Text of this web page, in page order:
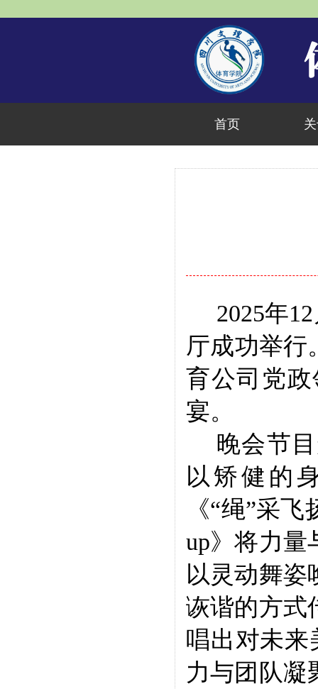
首页
2025年12
厅成功举行
育公司党
宴。
晚会节
以矫健的
《“绳”采飞
up》将力量
以灵动舞
诙谐的方式
唱出对未来
力与团队凝